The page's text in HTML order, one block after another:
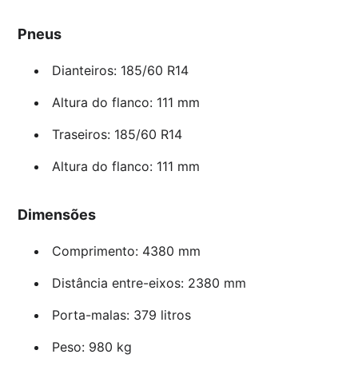
Pneus
Dianteiros: 185/60 R14
Altura do flanco: 111 mm
Traseiros: 185/60 R14
Altura do flanco: 111 mm
Dimensões
Comprimento: 4380 mm
Distância entre-eixos: 2380 mm
Porta-malas: 379 litros
Peso: 980 kg